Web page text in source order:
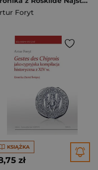
Foryt
KSIĄŻKA
zł